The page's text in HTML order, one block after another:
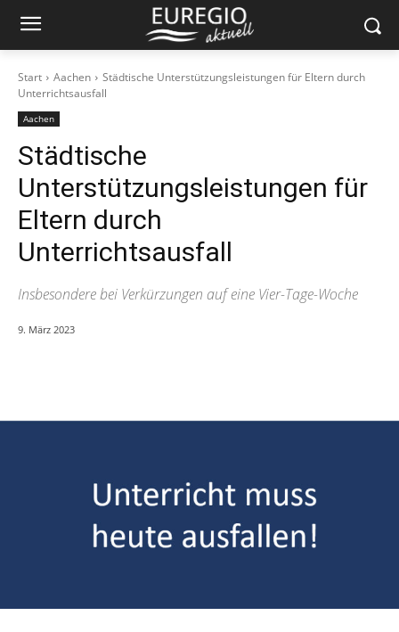
Start Aachen
Städtische Unterstützungsleistungen für Eltern durch
Unterrichtsausfall
Aachen
Städtische
Unterstützungsleistungen für
Eltern durch
Unterrichtsausfall
Insbesondere bei Verkürzungen auf eine Vier-Tage-Woche
9. März 2023